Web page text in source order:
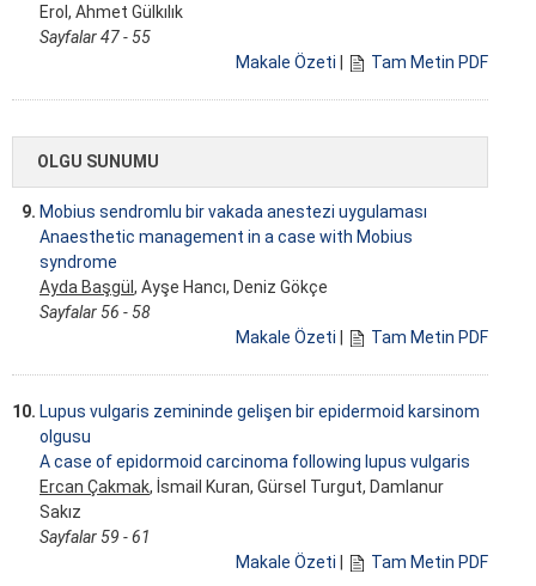
Erol, Ahmet Gülkılık
Sayfalar 47 - 55
Makale Özeti
Tam Metin PDF
OLGU SUNUMU
9. Mobius sendromlu bir vakada anestezi uygulaması
Anaesthetic management in a case with Mobius
syndrome
Ayda Başgül , Ayşe Hancı, Deniz Gökçe
Sayfalar 56 - 58
Makale Özeti
Tam Metin PDF
10. Lupus vulgaris zemininde gelişen bir epidermoid karsinom
olgusu
A case of epidormoid carcinoma following lupus vulgaris
Ercan Çakmak, İsmail Kuran, Gürsel Turgut, Damlanur
Sakız
Sayfalar 59 - 61
Makale Özeti
Tam Metin PDF